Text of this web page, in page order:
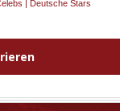
| Deutsche Stars